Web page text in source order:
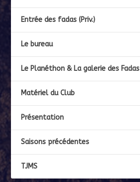
Entrée des fadas (Priv.)
Le bureau
Le Planéthon & La galerie des Fadas
Matériel du Club
Présentation
Saisons précédentes
TJMS